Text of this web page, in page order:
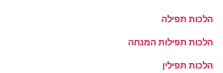
הלכות תפילה
הלכות תפילות המנחה
הלכות תפילין